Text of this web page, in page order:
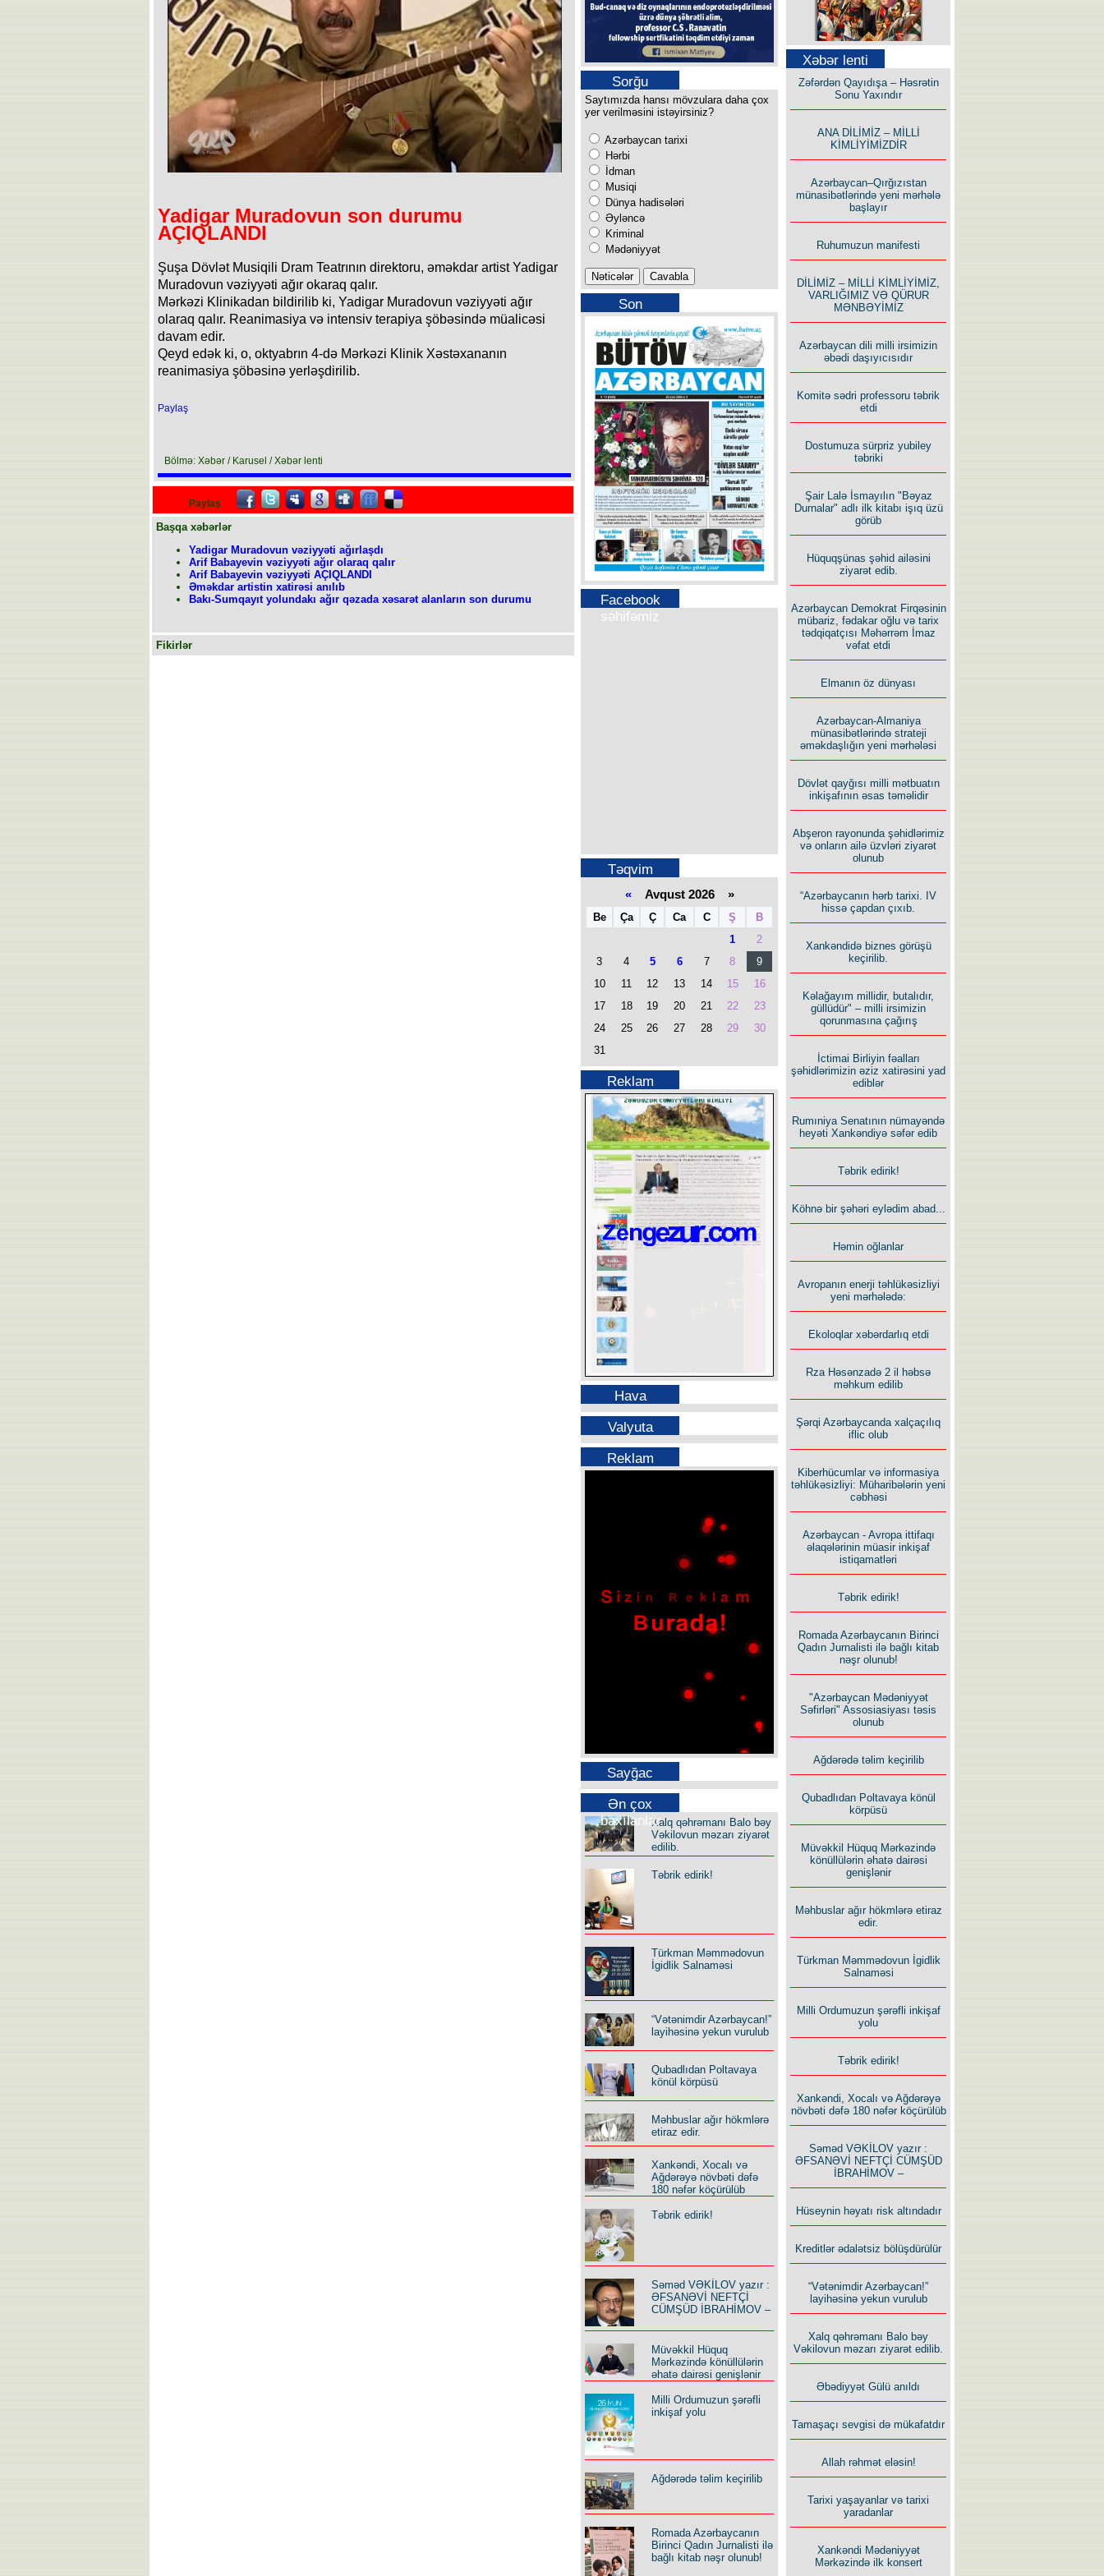
Yadigar Muradovun son durumu
AÇIQLANDI
Şuşa Dövlət Musiqili Dram Teatrının direktoru, əməkdar artist Yadigar
Muradovun vəziyyəti ağır okaraq qalır.
Mərkəzi Klinikadan bildirilib ki, Yadigar Muradovun vəziyyəti ağır
olaraq qalır. Reanimasiya və intensiv terapiya şöbəsində müalicəsi
davam edir.
Qeyd edək ki, o, oktyabrın 4-də Mərkəzi Klinik Xəstəxananın
reanimasiya şöbəsinə yerləşdirilib.
Paylaş
Bölmə: Xəbər / Karusel / Xəbər lenti
Paylaş
Başqa xəbərlər
Yadigar Muradovun vəziyyəti ağırlaşdı
Arif Babayevin vəziyyəti ağır olaraq qalır
Arif Babayevin vəziyyəti AÇIQLANDI
Əməkdar artistin xatirəsi anılıb
Bakı-Sumqayıt yolundakı ağır qəzada xəsarət alanların son durumu
Fikirlər
Sorğu
Saytımızda hansı mövzulara daha çox
yer verilməsini istəyirsiniz?
Azərbaycan tarixi
Hərbi
İdman
Musiqi
Dünya hadisələri
Əyləncə
Kriminal
Mədəniyyət
Son
buraxılışımız
Facebook
səhifəmiz
Təqvim
«Avqust 2026 »
Be Ça Ç Ca C Ş
B
1
2
3
4 5 6 7 8
9
10
11 12 13 14 15
16
17
18 19 20 21 22
23
24
25 26 27 28 29
30
31
Reklam
Hava
Valyuta
Reklam
Sayğac
Ən çox
baxılanlarXalq qəhrəmanı Balo bəy
Vəkilovun məzarı ziyarət
edilib.
Təbrik edirik!
Türkman Məmmədovun
İgidlik Salnaməsi
“Vətənimdir Azərbaycan!”
layihəsinə yekun vurulub
Qubadlıdan Poltavaya
könül körpüsü
Məhbuslar ağır hökmlərə
etiraz edir.
Xankəndi, Xocalı və
Ağdərəyə növbəti dəfə
180 nəfər köçürülüb
Təbrik edirik!
Səməd VƏKİLOV yazır :
ƏFSANƏVİ NEFTÇİ
CÜMŞÜD İBRAHİMOV –
Müvəkkil Hüquq
Mərkəzində könüllülərin
əhatə dairəsi genişlənir
Milli Ordumuzun şərəfli
inkişaf yolu
Ağdərədə təlim keçirilib
Romada Azərbaycanın
Birinci Qadın Jurnalisti ilə
bağlı kitab nəşr olunub!
Səfər Alışarlı yazır
Bu yolda mən varam!
İlham İsmayıl yazır:
Rusiyanın süqutunu qaçılmaz
edən beş şərt
Xəbər lenti
Zəfərdən Qayıdışa – Həsrətin
Sonu Yaxındır
ANA DİLİMİZ – MİLLİ
KİMLİYİMİZDİR
Azərbaycan–Qırğızıstan
münasibətlərində yeni mərhələ
başlayır
Ruhumuzun manifesti
DİLİMİZ – MİLLİ KİMLİYİMİZ,
VARLIĞIMIZ VƏ QÜRUR
MƏNBƏYİMİZ
Azərbaycan dili milli irsimizin
əbədi daşıyıcısıdır
Komitə sədri professoru təbrik
etdi
Dostumuza sürpriz yubiley
təbriki
Şair Lalə İsmayılın "Bəyaz
Durnalar" adlı ilk kitabı işıq üzü
görüb
Hüquqşünas şəhid ailəsini
ziyarət edib.
Azərbaycan Demokrat Firqəsinin
mübariz, fədakar oğlu və tarix
tədqiqatçısı Məhərrəm İmaz
vəfat etdi
Elmanın öz dünyası
Azərbaycan-Almaniya
münasibətlərində strateji
əməkdaşlığın yeni mərhələsi
Dövlət qayğısı milli mətbuatın
inkişafının əsas təməlidir
Abşeron rayonunda şəhidlərimiz
və onların ailə üzvləri ziyarət
olunub
“Azərbaycanın hərb tarixi. IV
hissə çapdan çıxıb.
Xankəndidə biznes görüşü
keçirilib.
Kəlağayım millidir, butalıdır,
güllüdür" – milli irsimizin
qorunmasına çağırış
İctimai Birliyin fəalları
şəhidlərimizin əziz xatirəsini yad
ediblər
Rumıniya Senatının nümayəndə
heyəti Xankəndiyə səfər edib
Təbrik edirik!
Köhnə bir şəhəri eylədim abad...
Həmin oğlanlar
Avropanın enerji təhlükəsizliyi
yeni mərhələdə:
Ekoloqlar xəbərdarlıq etdi
Rza Həsənzadə 2 il həbsə
məhkum edilib
Şərqi Azərbaycanda xalçaçılıq
iflic olub
Kiberhücumlar və informasiya
təhlükəsizliyi: Müharibələrin yeni
cəbhəsi
Azərbaycan - Avropa ittifaqı
əlaqələrinin müasir inkişaf
istiqamatləri
Təbrik edirik!
Romada Azərbaycanın Birinci
Qadın Jurnalisti ilə bağlı kitab
nəşr olunub!
"Azərbaycan Mədəniyyət
Səfirləri" Assosiasiyası təsis
olunub
Ağdərədə təlim keçirilib
Qubadlıdan Poltavaya könül
körpüsü
Müvəkkil Hüquq Mərkəzində
könüllülərin əhatə dairəsi
genişlənir
Məhbuslar ağır hökmlərə etiraz
edir.
Türkman Məmmədovun İgidlik
Salnaməsi
Milli Ordumuzun şərəfli inkişaf
yolu
Təbrik edirik!
Xankəndi, Xocalı və Ağdərəyə
növbəti dəfə 180 nəfər köçürülüb
Səməd VƏKİLOV yazır :
ƏFSANƏVİ NEFTÇİ CÜMŞÜD
İBRAHİMOV –
Hüseynin həyatı risk altındadır
Kreditlər ədalətsiz bölüşdürülür
“Vətənimdir Azərbaycan!”
layihəsinə yekun vurulub
Xalq qəhrəmanı Balo bəy
Vəkilovun məzarı ziyarət edilib.
Əbədiyyət Gülü anıldı
Tamaşaçı sevgisi də mükafatdır
Allah rəhmət eləsin!
Tarixi yaşayanlar və tarixi
yaradanlar
Xankəndi Mədəniyyət
Mərkəzində ilk konsert